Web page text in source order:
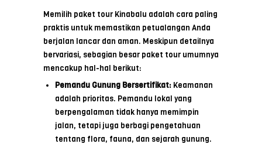
Memilih paket tour Kinabalu adalah cara paling
praktis untuk memastikan petualangan Anda
berjalan lancar dan aman. Meskipun detailnya
bervariasi, sebagian besar paket tour umumnya
mencakup hal-hal berikut:
Pemandu Gunung Bersertifikat: Keamanan
adalah prioritas. Pemandu lokal yang
berpengalaman tidak hanya memimpin
jalan, tetapi juga berbagi pengetahuan
tentang flora, fauna, dan sejarah gunung.